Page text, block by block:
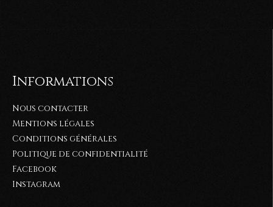
Informations
Nous contacter
Mentions légales
Conditions générales
Politique de confidentialité
Facebook
Instagram